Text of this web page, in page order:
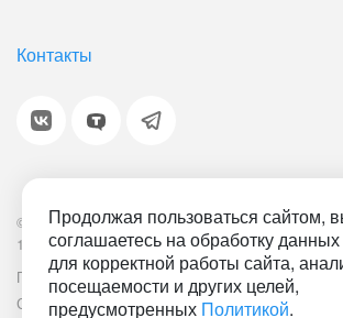
Продолжая пользоваться сайтом,
соглашаетесь на обработку
для корректной работы сайта,
посещаемости и других целей,
предусмотренных Политикой.
Контакты
© 2001-2026 «Битрикс», «1С-Битрикс». Работает
1С-Битрикс: Управление сайтом.
Политика обработки персональных данных
Соглашение об использовании сайта Документ